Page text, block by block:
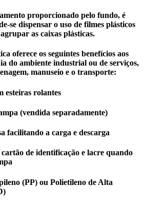
proporcionado pelo fundo, é
se dispensar o uso de filmes plásticos
as caixas plásticas.
oferece os seguintes benefícios aos
do ambiente industrial ou de serviços,
manuseio e o transporte:
esteiras rolantes
(vendida separadamente)
facilitando a carga e descarga
de identificação e lacre quando
(PP) ou Polietileno de Alta